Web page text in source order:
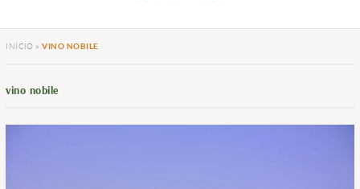
INÍCIO »VINO NOBILE
vino nobile